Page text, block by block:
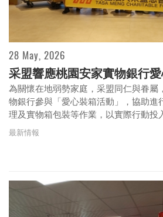
28 May, 2026
采盟響應桃園安家實物銀行
為關懷在地弱勢家庭，采盟同仁與眷屬
物銀行參與「愛心裝箱活動」，協助進
理及實物箱包裝等作業，以實際行動投
最新情報